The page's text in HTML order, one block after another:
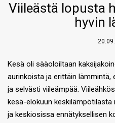
Viileästä lopusta
hyvin
Kesä oli sääoloiltaan
aurinkoista ja erittäin
ja selvästi viileämpää.
kesä-elokuun
ja keskiosissa ennätyksellisen